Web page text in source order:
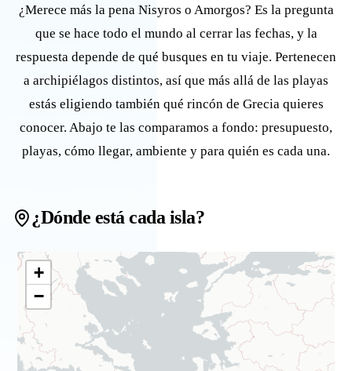
¿Merece más la pena Nisyros o Amorgos? Es la pregunta
que se hace todo el mundo al cerrar las fechas, y la
respuesta depende de qué busques en tu viaje. Pertenecen
a archipiélagos distintos, así que más allá de las playas
estás eligiendo también qué rincón de Grecia quieres
conocer. Abajo te las comparamos a fondo: presupuesto,
playas, cómo llegar, ambiente y para quién es cada una.
¿Dónde está cada isla?
+
−